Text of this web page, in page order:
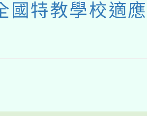
國特教學校適